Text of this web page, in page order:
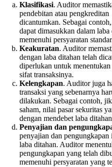
Klasifikasi. Auditor
pendebitan atau
dicantumkan. Sebagai
dapat dimasukkan dalam
memenuhi persyaratan
Keakuratan. Auditor
dengan laba ditahan telah
diperlukan untuk
sifat transaksinya.
Kelengkapan. Auditor juga
transaksi yang sebenarnya
dilakukan. Sebagai contoh,
saham, nilai pasar sekuritas
dengan mendebet laba
Penyajian dan
penyajian dan
laba ditahan. Auditor
pengungkapan yang telah
memenuhi persyaratan yang